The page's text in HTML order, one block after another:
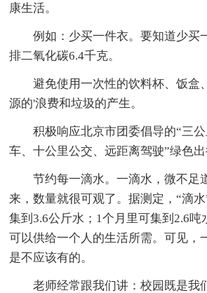
康生活。
例如：少买一件衣。要知道少买
排二氧化碳6.4千克。
避免使用一次性的饮料杯、饭盒
源的'浪费和垃圾的产生。
积极响应北京市团委倡导的“三公
车、十公里公交、远距离驾驶”绿色出
节约每一滴水。一滴水，微不足
来，数量就很可观了。据测定，“滴
集到3.6公斤水；1个月里可集到2.6吨
可以供给一个人的生活所需。可见，
是不应该有的。
老师经常跟我们讲：校园既是我